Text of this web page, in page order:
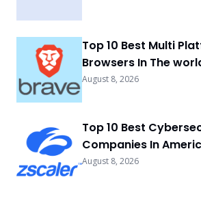
Top 10 Best Multi
Browsers In The
August 8, 2026
Top 10 Best
Companies In
August 8, 2026